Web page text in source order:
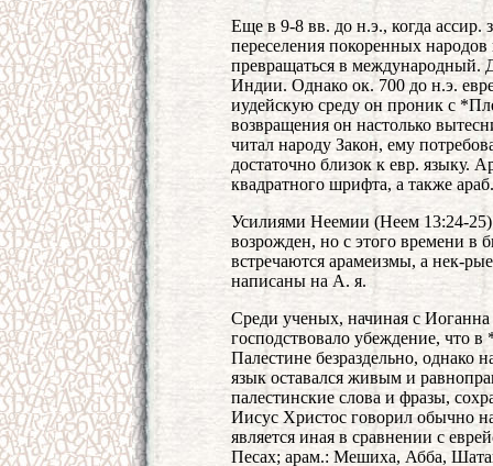
Еще в 9-8 вв. до н.э., когда ассир.
переселения покоренных
превращаться в международный.
Индии. Однако ок. 700 до н.э.
иудейскую среду он проник с
возвращения он настолько
читал народу Закон, ему
достаточно близок к евр. языку.
квадратного шрифта, а также
Усилиями Неемии (Неем 13:24-
возрожден, но с этого времени в
встречаются арамеизмы, а нек-
написаны на А. я.
Среди ученых, начиная с
господствовало убеждение, что
Палестине безраздельно, однако
язык оставался живым и
палестинские слова и фразы,
Иисус Христос говорил обычно
является иная в сравнении с
Песах; арам.: Мешиха, Абба,